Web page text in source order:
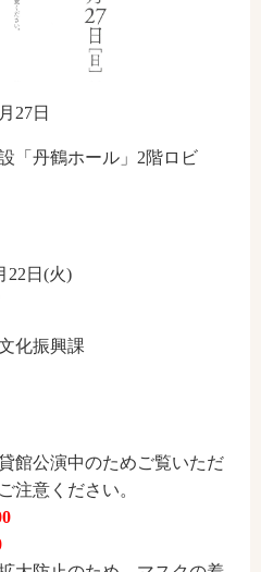
27日
「丹鶴ホール」2階ロビ
22日(火)
化振興課
館公演中のためご覧いただ
注意ください。